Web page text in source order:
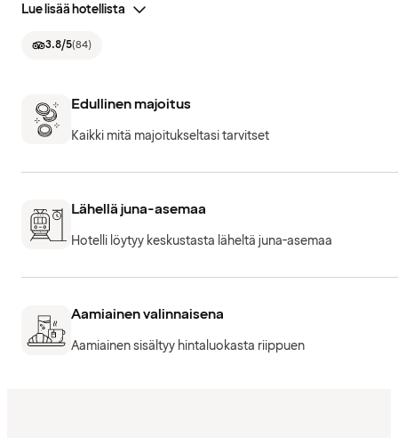
Lue lisää hotellista
3.8/5(84)
Edullinen majoitus
Kaikki mitä majoitukseltasi tarvitset
Lähellä juna-asemaa
Hotelli löytyy keskustasta läheltä juna-asemaa
Aamiainen valinnaisena
Aamiainen sisältyy hintaluokasta riippuen